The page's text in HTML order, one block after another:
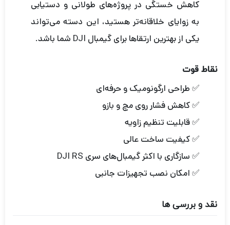
کاهش خستگی در پروژه‌های طولانی و دستیابی
به زوایای خلاقانه‌تر هستید، این دسته می‌تواند
یکی از بهترین ارتقاها برای گیمبال DJI شما باشد.
نقاط قوت
✅ طراحی ارگونومیک و حرفه‌ای
✅ کاهش فشار روی مچ و بازو
✅ قابلیت تنظیم زاویه
✅ کیفیت ساخت عالی
✅ سازگاری با اکثر گیمبال‌های سری DJI RS
✅ امکان نصب تجهیزات جانبی
نقد و بررسی ها